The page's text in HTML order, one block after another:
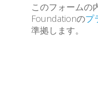
このフォームの
Foundationのプ
準拠します。